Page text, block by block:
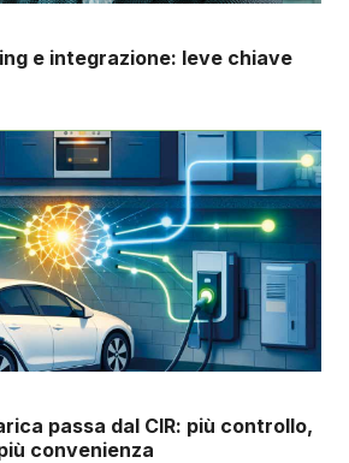
e integrazione: leve chiave
passa dal CIR: più controllo,
convenienza